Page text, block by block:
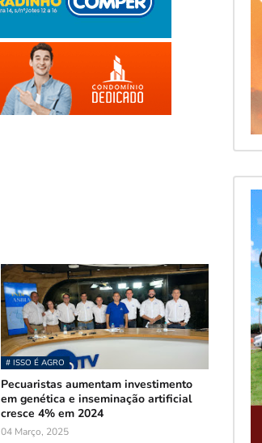
# ISSO É AGRO
Pecuaristas aumentam investimento
em genética e inseminação artificial
cresce 4% em 2024
04 Março, 2025